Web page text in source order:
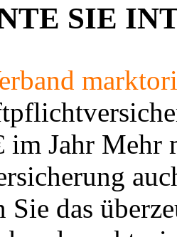
SIE
im Jahr Mehr
Sie das